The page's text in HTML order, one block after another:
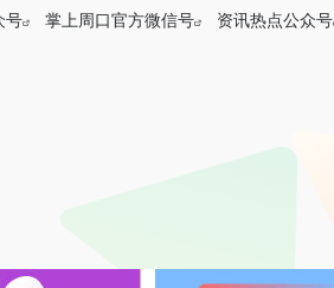
号 掌上周口官方微信号 资讯热点公众号